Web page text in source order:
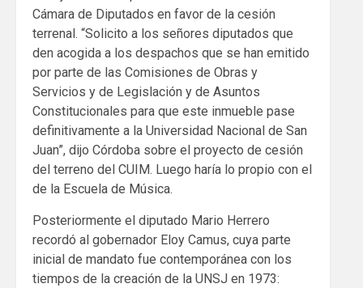
Cámara de Diputados en favor de la cesión
terrenal. “Solicito a los señores diputados que
den acogida a los despachos que se han emitido
por parte de las Comisiones de Obras y
Servicios y de Legislación y de Asuntos
Constitucionales para que este inmueble pase
definitivamente a la Universidad Nacional de San
Juan”, dijo Córdoba sobre el proyecto de cesión
del terreno del CUIM. Luego haría lo propio con el
de la Escuela de Música.
Posteriormente el diputado Mario Herrero
recordó al gobernador Eloy Camus, cuya parte
inicial de mandato fue contemporánea con los
tiempos de la creación de la UNSJ en 1973: